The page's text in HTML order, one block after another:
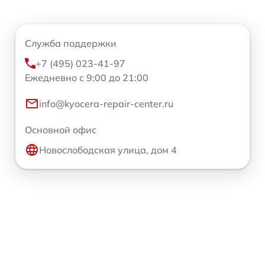
Служба поддержки
+7 (495) 023-41-97
Ежедневно с 9:00 до 21:00
info@kyocera-repair-center.ru
Основной офис
Новослободская улица, дом 4